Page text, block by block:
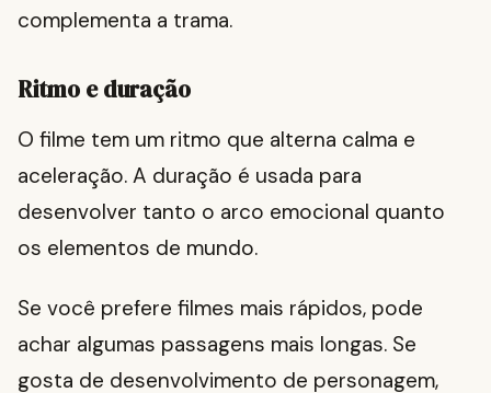
complementa a trama.
Ritmo e duração
O filme tem um ritmo que alterna calma e
aceleração. A duração é usada para
desenvolver tanto o arco emocional quanto
os elementos de mundo.
Se você prefere filmes mais rápidos, pode
achar algumas passagens mais longas. Se
gosta de desenvolvimento de personagem,